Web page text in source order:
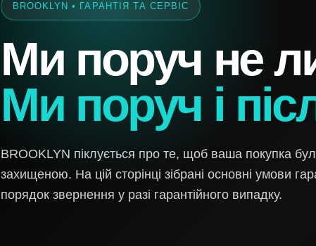
BROOKLYN • ГАРАНТІЯ ТА СЕРВІС
Ми поруч не
Ми поруч і
BROOKLYN піклується про те, щоб ваша покупка
захищеною. На цій сторінці зібрані основні умови
порядок звернення у разі гарантійного випадку.